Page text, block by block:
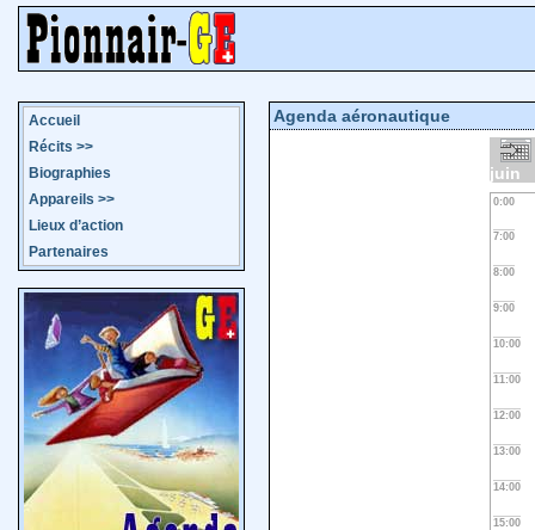
Accueil
Récits >>
Biographies
Appareils >>
Lieux d’action
Partenaires
Agenda aéronautique
juin
0:00
7:00
8:00
9:00
10:00
11:00
12:00
13:00
14:00
15:00